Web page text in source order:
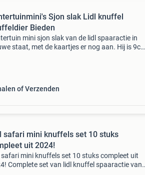
Sjon slak Lidl knuffel
Bieden
mini sjon slak van de lidl spaaractie in
staat, met de kaartjes er nog aan. Hij is 9cm
of Verzenden
safari mini knuffels set 10 stuks
uit 2024!
safari mini knuffels set 10 stuks compleet uit
Complete set van lidl knuffel spaaractie van